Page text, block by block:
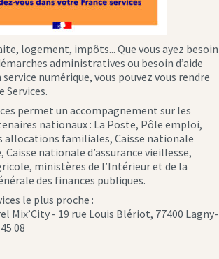
logement, impôts... Que vous ayez besoin
administratives ou besoin d’aide
numérique, vous pouvez vous rendre
Services.
permet un accompagnement sur les
nationaux : La Poste, Pôle emploi,
allocations familiales, Caisse nationale
Caisse nationale d’assurance vieillesse,
ministères de l’Intérieur et de la
des finances publiques.
le plus proche :
Mix’City - 19 rue Louis Blériot, 77400 Lagny-
08